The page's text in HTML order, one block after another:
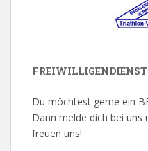
FREIWILLIGENDIENST
Du möchtest gerne ein
Dann melde dich bei uns
freuen uns!